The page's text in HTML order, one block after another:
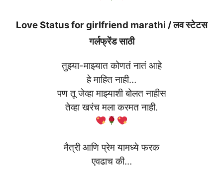
Love Status for girlfriend marathi / लव स्टेटस
गर्लफ्रेंड साठी
तुझ्या-माझ्यात कोणतं नातं आहे
हे माहित नाही…
पण तू जेव्हा माझ्याशी बोलत नाहीस
तेव्हा खरंच मला करमत नाही.
मैत्री आणि प्रेम यामध्ये फरक
एवढाच की…